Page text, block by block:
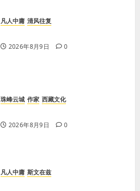
凡人中庸 清风往复
2026年8月9日 0
珠峰云城 作家 西藏文化
2026年8月9日 0
凡人中庸 斯文在兹